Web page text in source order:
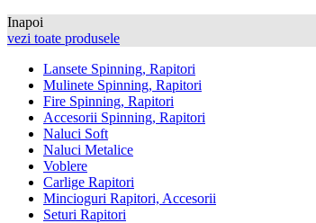
Inapoi
vezi toate produsele
Lansete Spinning, Rapitori
Mulinete Spinning, Rapitori
Fire Spinning, Rapitori
Accesorii Spinning, Rapitori
Naluci Soft
Naluci Metalice
Voblere
Carlige Rapitori
Mincioguri Rapitori, Accesorii
Seturi Rapitori